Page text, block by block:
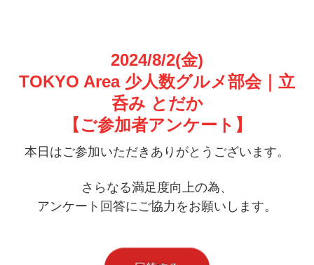
2024/8/2(金)
TOKYO Area 少人数グルメ部会｜立
呑み とだか
【ご参加者アンケート】
本日はご参加いただきありがとうございます。
さらなる満足度向上の為、
アンケート回答にご協力をお願いします。